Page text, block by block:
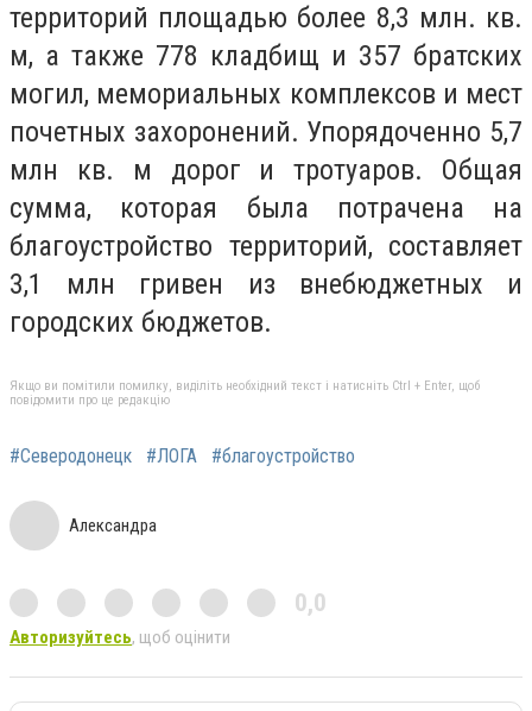
территорий площадью более 8,3 млн. кв.
м, а также 778 кладбищ и 357 братских
могил, мемориальных комплексов и мест
почетных захоронений. Упорядоченно 5,7
млн кв. м дорог и тротуаров. Общая
сумма, которая была потрачена на
благоустройство территорий, составляет
3,1 млн гривен из внебюджетных и
городских бюджетов.
Якщо ви помітили помилку, виділіть необхідний текст і натисніть Ctrl + Enter, щоб
повідомити про це редакцію
#Северодонецк #ЛОГА #благоустройство
Александра
0,0
Авторизуйтесь, щоб оцінити